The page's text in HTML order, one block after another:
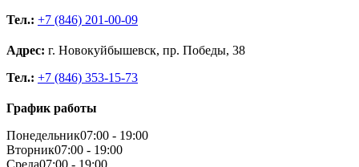
Тел.: +7 (846) 201-00-09
Адрес: г. Новокуйбышевск, пр. Победы, 38
Тел.: +7 (846) 353-15-73
График работы
Понедельник07:00 - 19:00
Вторник07:00 - 19:00
Среда07:00 - 19:00